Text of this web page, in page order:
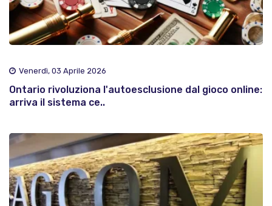
Venerdì, 03 Aprile 2026
Ontario rivoluziona l'autoesclusione dal gioco online:
arriva il sistema ce..